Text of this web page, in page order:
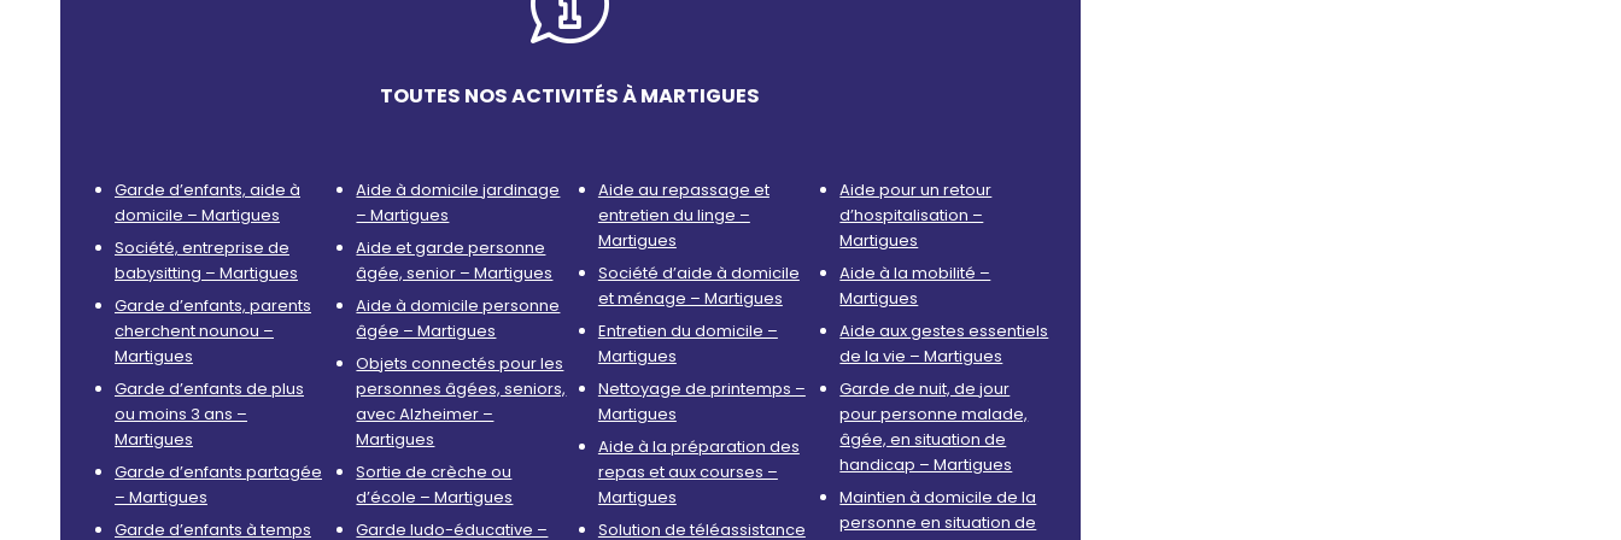
TOUTES NOS ACTIVITÉS À MARTIGUES
Garde d’enfants, aide à
domicile – Martigues
Société, entreprise de
babysitting – Martigues
Garde d’enfants, parents
cherchent nounou –
Martigues
Garde d’enfants de plus
ou moins 3 ans –
Martigues
Garde d’enfants partagée
– Martigues
Garde d’enfants à temps
Aide à domicile jardinage
– Martigues
Aide et garde personne
âgée, senior – Martigues
Aide à domicile personne
âgée – Martigues
Objets connectés pour les
personnes âgées, seniors,
avec Alzheimer –
Martigues
Sortie de crèche ou
d’école – Martigues
Garde ludo-éducative –
Aide au repassage et
entretien du linge –
Martigues
Société d’aide à domicile
et ménage – Martigues
Entretien du domicile –
Martigues
Nettoyage de printemps –
Martigues
Aide à la préparation des
repas et aux courses –
Martigues
Solution de téléassistance
Aide pour un retour
d’hospitalisation –
Martigues
Aide à la mobilité –
Martigues
Aide aux gestes essentiels
de la vie – Martigues
Garde de nuit, de jour
pour personne malade,
âgée, en situation de
handicap – Martigues
Maintien à domicile de la
personne en situation de